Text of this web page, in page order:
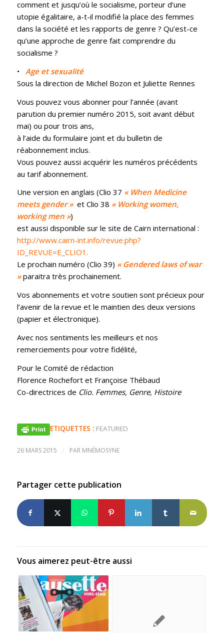
comment et jusqu’où le socialisme, porteur d’une
utopie égalitaire, a-t-il modifié la place des femmes
dans la société et les rapports de genre ? Qu’est-ce
qu’une approche de genre fait comprendre du
socialisme ?
• Age et sexualité
Sous la direction de Michel Bozon et Juliette Rennes
Vous pouvez vous abonner pour l’année (avant
parution du premier numéro 2015, soit avant début
mai) ou pour trois ans,
à l’aide du formulaire joint et du bulletin de
réabonnement inclus.
Vous pouvez aussi acquérir les numéros précédents
au tarif abonnement.
Une version en anglais (Clio 37 « When Medicine
meets gender »et Clio 38 « Working women,
working men »)
est aussi disponible sur le site de Cairn international :
http://www.cairn-int.info/revue.php?
ID_REVUE=E_CLIO1.
Le prochain numéro (Clio 39) « Gendered laws of war
»paraitra très prochainement.
Vos abonnements et votre soutien sont précieux pour
l’avenir de la revue et le maintien des deux versions
(papier et électronique).
Avec nos sentiments les meilleurs et nos
remerciements pour votre fidélité,
Pour le Comité de rédaction
Florence Rochefort et Françoise Thébaud
Co-directrices de Clio. Femmes, Genre, Histoire
26 MARS 2015 / PAR MNÉMOSYNE
ETIQUETTES : FEATURED
Partager cette publication
Vous aimerez peut-être aussi